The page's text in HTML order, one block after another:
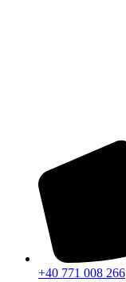
+40 771 008 266